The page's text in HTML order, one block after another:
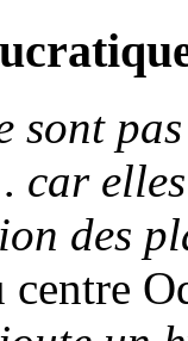
sont
des